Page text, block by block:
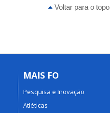
Voltar para o topo
MAIS FO
Pesquisa e Inovação
Atléticas